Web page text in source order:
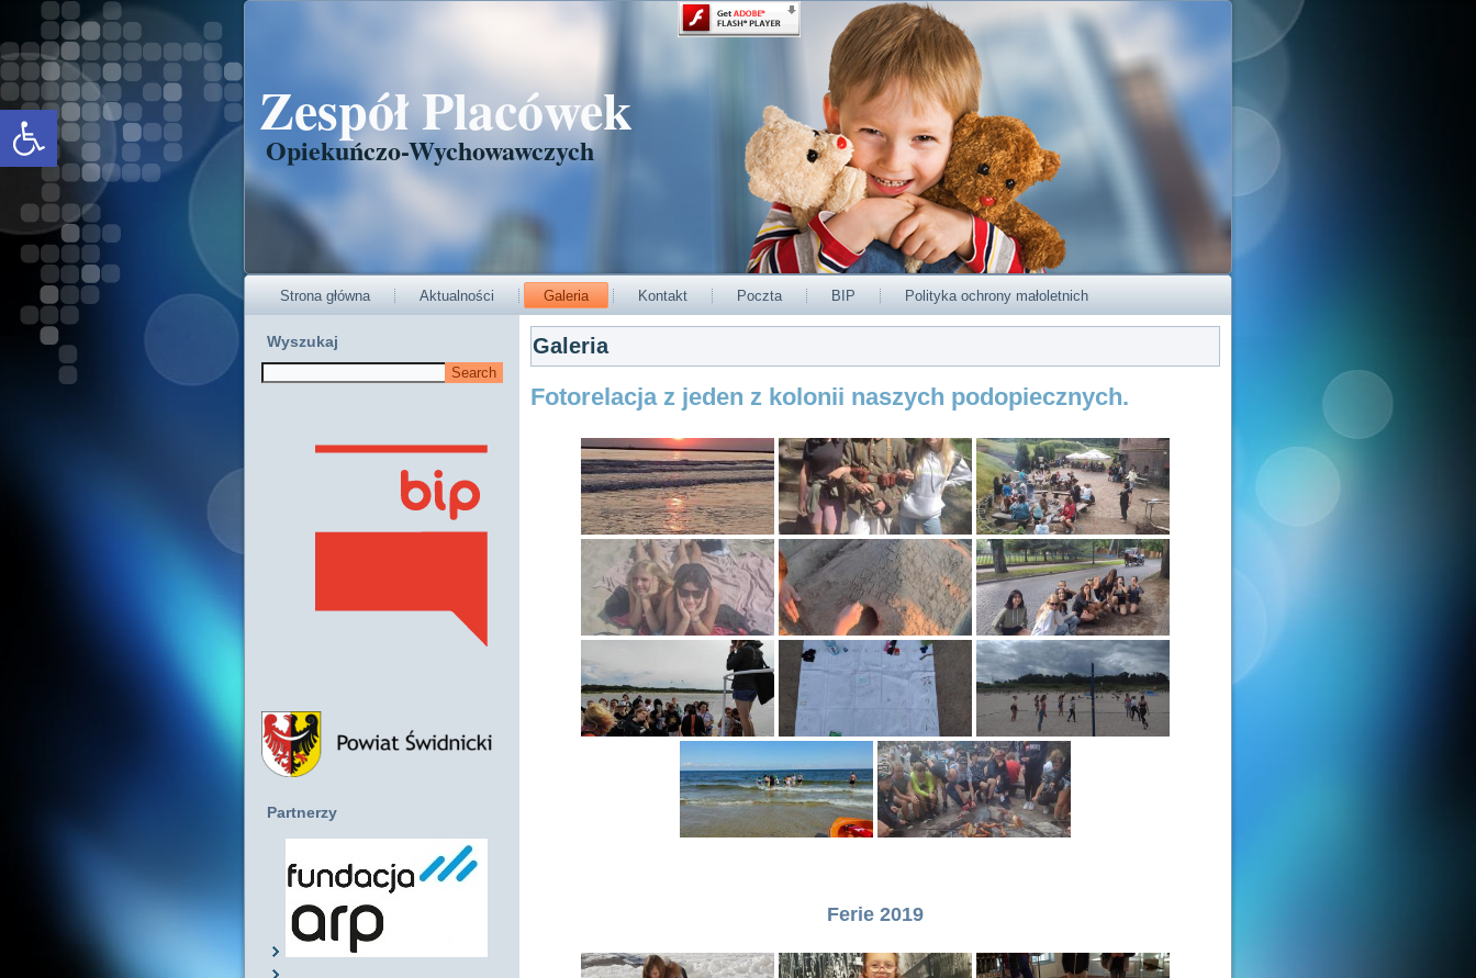
Open toolbar Zespół Placówek
Opiekuńczo-Wychowawczych
Strona główna Aktualności Galeria Kontakt Poczta BIP Polityka ochrony małoletnich
Wyszukaj
Partnerzy
Galeria
Fotorelacja z jeden z kolonii naszych podopiecznych.
Ferie 2019